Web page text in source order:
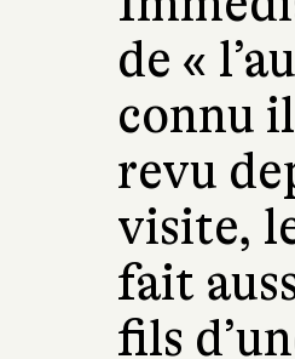
de «
connu
revu
visite,
fait
fils